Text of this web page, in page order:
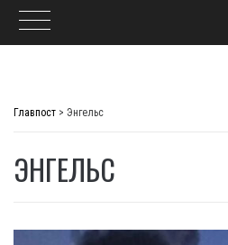
Главпост > Энгельс
ЭНГЕЛЬС